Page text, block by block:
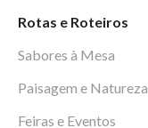
Rotas e Roteiros
Sabores à Mesa
Paisagem e Natureza
Feiras e Eventos